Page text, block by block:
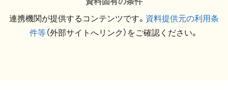
連携機関が提供するコンテンツです。 資料提供元の利用条
件等（外部サイトへリンク）をご確認ください。